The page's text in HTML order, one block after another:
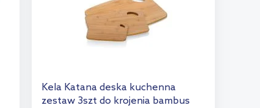
Kela Katana deska kuchenna
zestaw 3szt do krojenia bambus